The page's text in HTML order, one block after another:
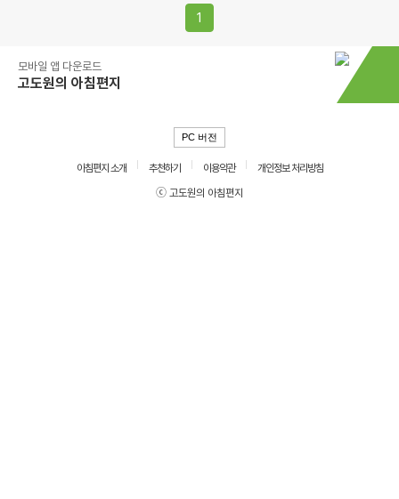
1
모바일 앱 다운로드
고도원의 아침편지
PC 버전
아침편지 소개 추천하기 이용약관
개인정보 처리방침
ⓒ 고도원의 아침편지